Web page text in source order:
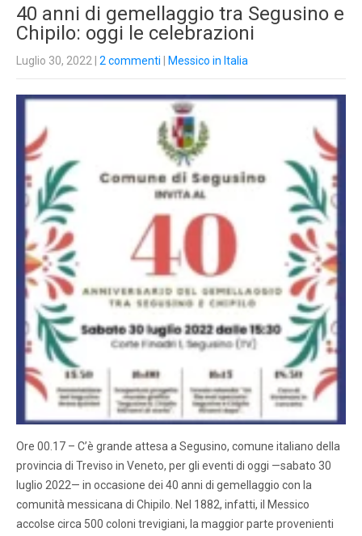
40 anni di gemellaggio tra Segusino e
Chipilo: oggi le celebrazioni
Luglio 30, 2022 2 commenti Messico in Italia
Ore 00.17 – C’è grande attesa a Segusino, comune italiano della
provincia di Treviso in Veneto, per gli eventi di oggi —sabato 30
luglio 2022— in occasione dei 40 anni di gemellaggio con la
comunità messicana di Chipilo. Nel 1882, infatti, il Messico
accolse circa 500 coloni trevigiani, la maggior parte provenienti